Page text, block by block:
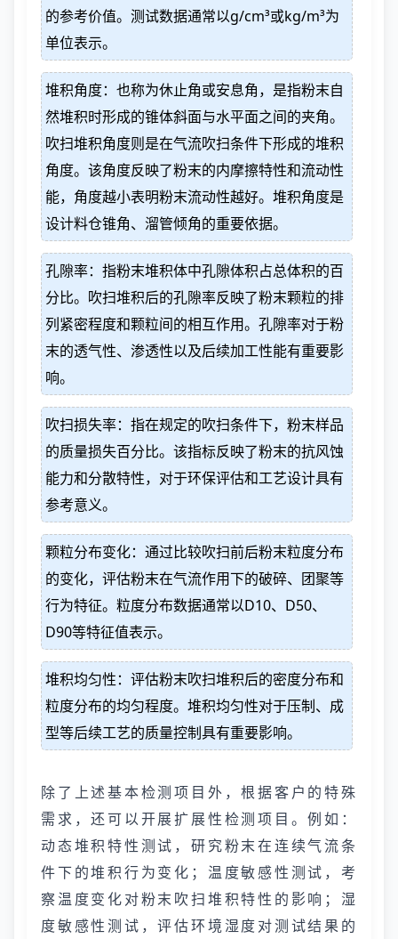
的参考价值。测试数据通常以g/cm³或kg/m³为
单位表示。
堆积角度：也称为休止角或安息角，是指粉末自
然堆积时形成的锥体斜面与水平面之间的夹角。
吹扫堆积角度则是在气流吹扫条件下形成的堆积
角度。该角度反映了粉末的内摩擦特性和流动性
能，角度越小表明粉末流动性越好。堆积角度是
设计料仓锥角、溜管倾角的重要依据。
孔隙率：指粉末堆积体中孔隙体积占总体积的百
分比。吹扫堆积后的孔隙率反映了粉末颗粒的排
列紧密程度和颗粒间的相互作用。孔隙率对于粉
末的透气性、渗透性以及后续加工性能有重要影
响。
吹扫损失率：指在规定的吹扫条件下，粉末样品
的质量损失百分比。该指标反映了粉末的抗风蚀
能力和分散特性，对于环保评估和工艺设计具有
参考意义。
颗粒分布变化：通过比较吹扫前后粉末粒度分布
的变化，评估粉末在气流作用下的破碎、团聚等
行为特征。粒度分布数据通常以D10、D50、
D90等特征值表示。
堆积均匀性：评估粉末吹扫堆积后的密度分布和
粒度分布的均匀程度。堆积均匀性对于压制、成
型等后续工艺的质量控制具有重要影响。
除了上述基本检测项目外，根据客户的特殊
需求，还可以开展扩展性检测项目。例如：
动态堆积特性测试，研究粉末在连续气流条
件下的堆积行为变化；温度敏感性测试，考
察温度变化对粉末吹扫堆积特性的影响；湿
度敏感性测试，评估环境湿度对测试结果的